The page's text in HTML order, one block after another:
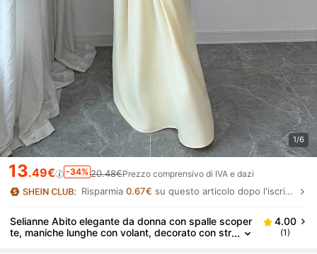
1/6
13.49€ -34% 20.48€Prezzo comprensivo di IVA e dazi
Risparmia0.67€ su questo articolo dopo l'iscrizione.
Selianne Abito elegante da donna con spalle scoper
te, maniche lunghe con volant, decorato con str
4.00
(1)